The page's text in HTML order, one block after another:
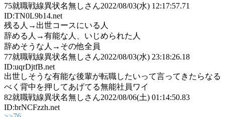
75就職戦線異状名無しさん2022/08/03(水) 12:17:57.71
ID:TN0L9b14.net
残る人→出世コースにいる人
辞める人→有能な人、いじめられた人
辞めそうな人→その他全員
77就職戦線異状名無しさん2022/08/03(水) 23:18:26.18
ID:uqrDjtfB.net
出世しそうな有能な後輩が転職したいって言ってきたらなる
べく背中を押してあげてる無能社員ワイ
82就職戦線異状名無しさん2022/08/06(土) 01:14:50.83
ID:brNCFzzh.net